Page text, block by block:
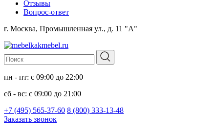
Отзывы
Вопрос-ответ
г. Москва, Промышленная ул., д. 11 "А"
пн - пт: с 09:00 до 22:00
сб - вс: с 09:00 до 21:00
+7 (495) 565-37-60 8 (800) 333-13-48
Заказать звонок